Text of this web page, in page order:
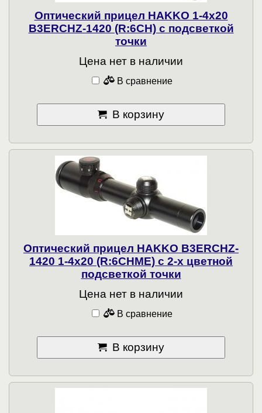
Оптический прицел HAKKO 1-4x20
B3ERCHZ-1420 (R:6CH) с подсветкой
точки
Цена нет в наличии
В сравнение
В корзину
Оптический прицел HAKKO B3ERCHZ-
1420 1-4x20 (R:6CHME) с 2-x цветной
подсветкой точки
Цена нет в наличии
В сравнение
В корзину